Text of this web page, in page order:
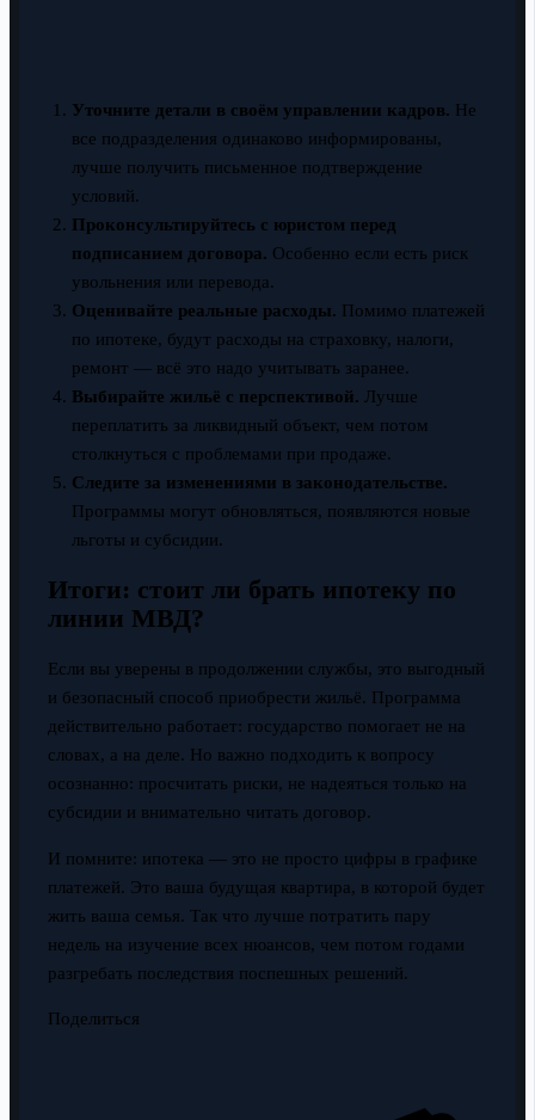
Уточните детали в своём управлении кадров. Не
все подразделения одинаково информированы,
лучше получить письменное подтверждение
условий.
Проконсультируйтесь с юристом перед
подписанием договора. Особенно если есть риск
увольнения или перевода.
Оценивайте реальные расходы. Помимо платежей
по ипотеке, будут расходы на страховку, налоги,
ремонт — всё это надо учитывать заранее.
Выбирайте жильё с перспективой. Лучше
переплатить за ликвидный объект, чем потом
столкнуться с проблемами при продаже.
Следите за изменениями в законодательстве.
Программы могут обновляться, появляются новые
льготы и субсидии.
Итоги: стоит ли брать ипотеку по
линии МВД?
Если вы уверены в продолжении службы, это выгодный
и безопасный способ приобрести жильё. Программа
действительно работает: государство помогает не на
словах, а на деле. Но важно подходить к вопросу
осознанно: просчитать риски, не надеяться только на
субсидии и внимательно читать договор.
И помните: ипотека — это не просто цифры в графике
платежей. Это ваша будущая квартира, в которой будет
жить ваша семья. Так что лучше потратить пару
недель на изучение всех нюансов, чем потом годами
разгребать последствия поспешных решений.
Поделиться